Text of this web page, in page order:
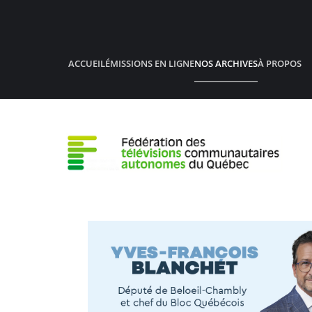
ACCUEILÉMISSIONS EN LIGNENOS ARCHIVESÀ PROPOS